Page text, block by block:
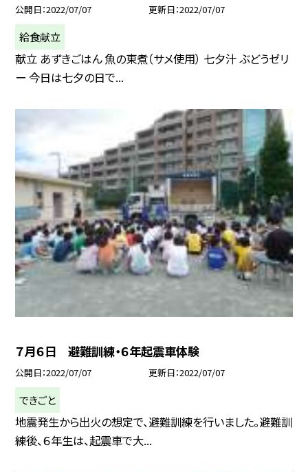
公開日 2022/07/07 更新日 2022/07/07
給食献立
献立 あずきごはん 魚の東煮（サメ使用） 七夕汁 ぶどうゼリ
ー 今日は七夕の日で...
７月６日 避難訓練・６年起震車体験
公開日 2022/07/07 更新日 2022/07/07
できごと
地震発生から出火の想定で、避難訓練を行いました。避難訓
練後、６年生は、起震車で大...